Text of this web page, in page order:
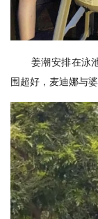
姜潮安排在泳
围超好，麦迪娜与